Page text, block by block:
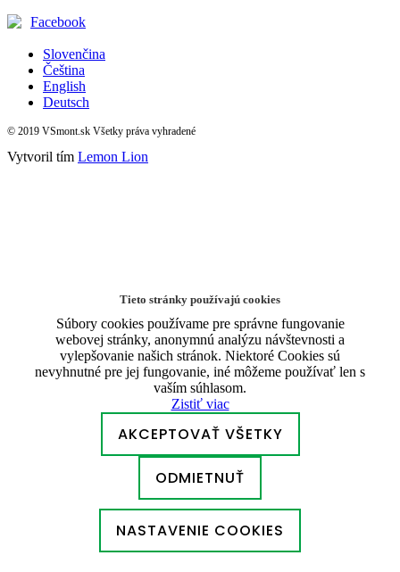
Facebook
Slovenčina
Čeština
English
Deutsch
© 2019 VSmont.sk Všetky práva vyhradené
Vytvoril tím Lemon Lion
Tieto stránky používajú cookies
Súbory cookies používame pre správne fungovanie
webovej stránky, anonymnú analýzu návštevnosti a
vylepšovanie našich stránok. Niektoré Cookies sú
nevyhnutné pre jej fungovanie, iné môžeme používať len s
vaším súhlasom.
Zistiť viac
AKCEPTOVAŤ VŠETKY
ODMIETNUŤ
NASTAVENIE COOKIES